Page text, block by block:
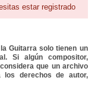
Reproductor
estar registrado
Guitarra solo tienen un
Si algún compositor,
que un archivo
los derechos de autor,